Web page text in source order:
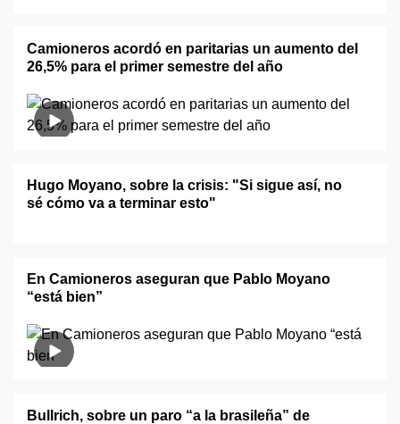
Camioneros acordó en paritarias un aumento del
26,5% para el primer semestre del año
Hugo Moyano, sobre la crisis: "Si sigue así, no
sé cómo va a terminar esto"
En Camioneros aseguran que Pablo Moyano
“está bien”
Bullrich, sobre un paro “a la brasileña” de